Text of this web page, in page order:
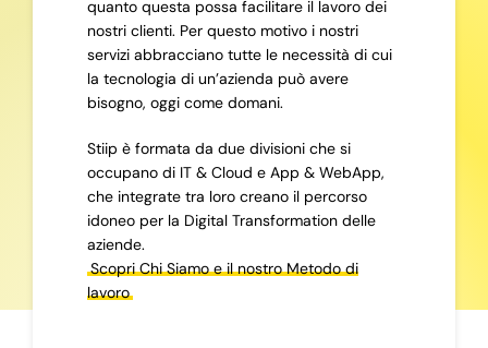
quanto questa possa facilitare il lavoro dei
nostri clienti. Per questo motivo i nostri
servizi abbracciano tutte le necessità di cui
la tecnologia di un’azienda può avere
bisogno, oggi come domani.
Stiip è formata da due divisioni che si
occupano di IT & Cloud e App & WebApp,
che integrate tra loro creano il percorso
idoneo per la Digital Transformation delle
aziende.
Scopri Chi Siamo e il nostro Metodo di
lavoro